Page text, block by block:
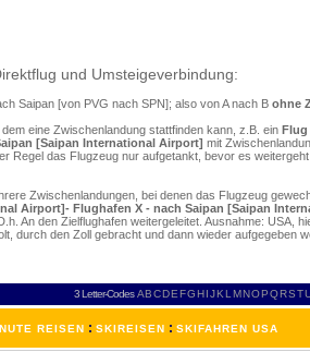
und Umsteigeverbindung:
Saipan [von PVG nach SPN]; also von A nach B ohne
eine Zwischenlandung stattfinden kann, z.B. ein Flug
[Saipan International Airport] mit
Regel das Flugzeug nur aufgetankt, bevor es
Zwischenlandungen, bei denen das Flugzeug
Airport]- Flughafen X - nach Saipan [Saipan
An den Zielflughafen weitergeleitet. Ausnahme: USA,
durch den Zoll gebracht und dann wieder aufgegeben
3 Letter-Codes ABCDEFGH IJKL MNOPQRSTU
REISEN : SKIREISEN : SKIFAHREN USA